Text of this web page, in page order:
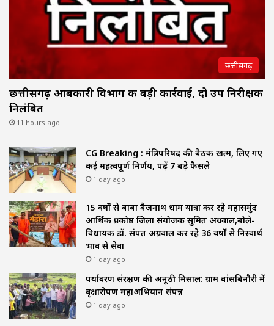
छत्तीसगढ़
छत्तीसगढ़ आबकारी विभाग की बड़ी कार्रवाई, दो उप निरीक्षक
निलंबित
11 hours ago
CG Breaking : मंत्रिपरिषद की बैठक खत्म, लिए गए
कई महत्वपूर्ण निर्णय, पढ़ें 7 बड़े फैसले
1 day ago
15 वर्षों से बाबा बैजनाथ धाम यात्रा कर रहे महासमुंद
आर्थिक प्रकोष्ठ जिला संयोजक सुमित अग्रवाल,बोले-
विधायक डॉ. संपत अग्रवाल कर रहे 36 वर्षों से निस्वार्थ
भाव से सेवा
1 day ago
पर्यावरण संरक्षण की अनूठी मिसाल: ग्राम बांसबिनौरी में
वृक्षारोपण महाअभियान संपन्न
1 day ago